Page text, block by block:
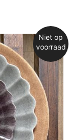
Niet op
voorraad